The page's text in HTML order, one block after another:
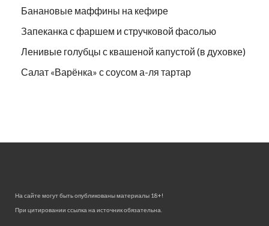
Банановые маффины на кефире
Запеканка с фаршем и стручковой фасолью
Ленивые голубцы с квашеной капустой (в духовке)
Салат «Варёнка» с соусом а-ля тартар
На сайте могут быть опубликованы материалы 18+!
При цитировании ссылка на источник обязательна.